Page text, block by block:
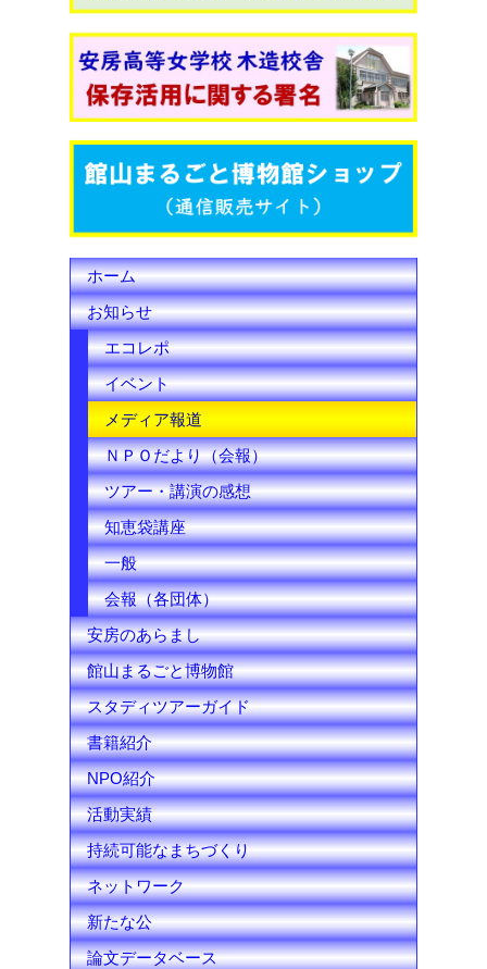
e
b
o
o
t
t
e
r
T
u
b
e
h
a
n
n
e
l
ホーム
お知らせ
エコレポ
イベント
メディア報道
ＮＰＯだより（会報）
ツアー・講演の感想
知恵袋講座
一般
会報（各団体）
安房のあらまし
館山まるごと博物館
スタディツアーガイド
書籍紹介
NPO紹介
活動実績
持続可能なまちづくり
ネットワーク
新たな公
論文データベース